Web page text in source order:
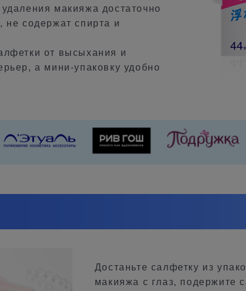
макияжа достаточно
не содержат спирта и
от высыхания и
а мини-упаковку удобно
Достаньте салфетку из
макияжа с глаз, подержите